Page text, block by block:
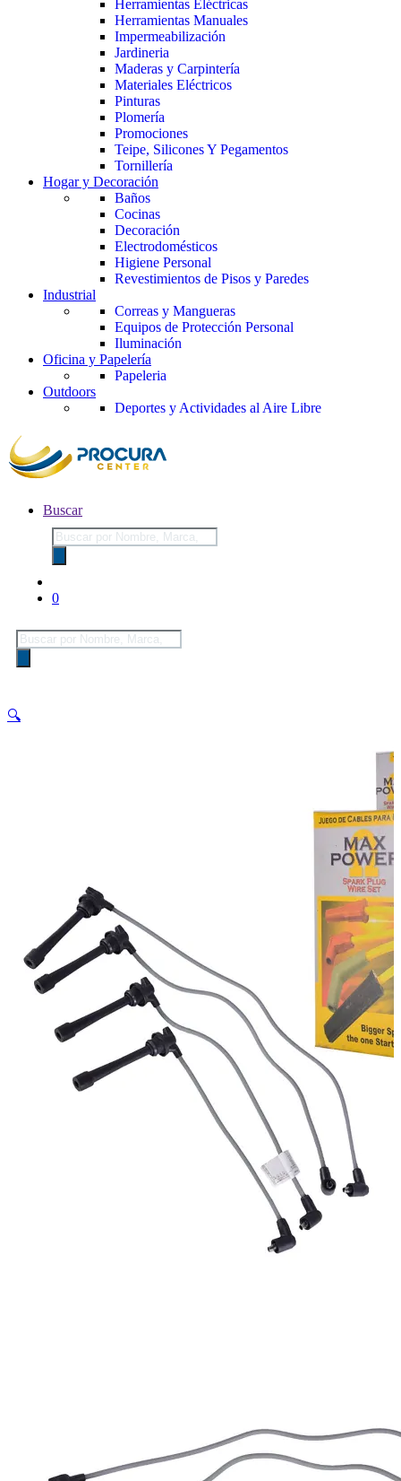
Herramientas Eléctricas
Herramientas Manuales
Impermeabilización
Jardineria
Maderas y Carpintería
Materiales Eléctricos
Pinturas
Plomería
Promociones
Teipe, Silicones Y Pegamentos
Tornillería
Hogar y Decoración
Baños
Cocinas
Decoración
Electrodomésticos
Higiene Personal
Revestimientos de Pisos y Paredes
Industrial
Correas y Mangueras
Equipos de Protección Personal
Iluminación
Oficina y Papelería
Papeleria
Outdoors
Deportes y Actividades al Aire Libre
Buscar
Búsqueda
de
productos
0
Búsqueda
de
productos
🔍